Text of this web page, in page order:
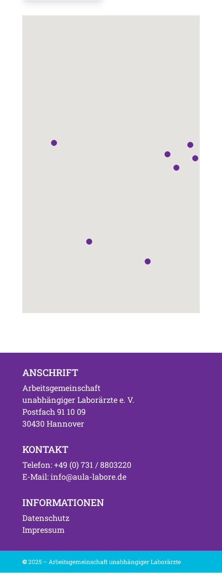
ANSCHRIFT
Arbeitsgemeinschaft
unabhängiger Laborärzte e. V.
Postfach 91 10 09
30430 Hannover
KONTAKT
Telefon: +49 (0) 731 / 8803220
E-Mail: info@aula-labore.de
INFORMATIONEN
Datenschutz
Impressum
©2025 – Arbeitsgemeinschaft unabhängiger Laborärzte